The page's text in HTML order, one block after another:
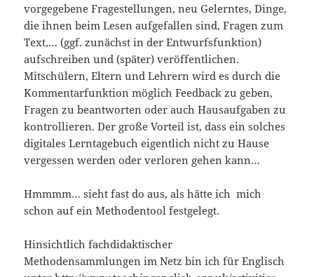
vorgegebene Fragestellungen, neu Gelerntes, Dinge,
die ihnen beim Lesen aufgefallen sind, Fragen zum
Text,… (ggf. zunächst in der Entwurfsfunktion)
aufschreiben und (später) veröffentlichen.
Mitschülern, Eltern und Lehrern wird es durch die
Kommentarfunktion möglich Feedback zu geben,
Fragen zu beantworten oder auch Hausaufgaben zu
kontrollieren. Der große Vorteil ist, dass ein solches
digitales Lerntagebuch eigentlich nicht zu Hause
vergessen werden oder verloren gehen kann…
Hmmmm… sieht fast do aus, als hätte ich mich
schon auf ein Methodentool festgelegt.
Hinsichtlich fachdidaktischer
Methodensammlungen im Netz bin ich für Englisch